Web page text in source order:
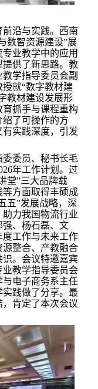
沿与实践。西南
数智资源建设”展
业教学中的应用
供了新思路。教
学指导委员会副
授就“数字教材建
教材建设发展形
抓手与课程重构
了可操作的方
实践深度，引发
委员、秘书长毛
年工作计划。过
堂”三大品牌载
方面取得丰硕成
五”发展战略，深
力我国物流行业
强、杨石磊、文
工作与未来工作
整合、产教融合
。会议特邀嘉宾
教学指导委员会
电子商务系主任
践做了分享。最
肯定了本次会议